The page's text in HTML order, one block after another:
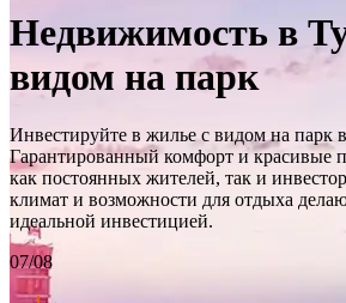
Недвижимость в
видом на парк
Инвестируйте в жилье с видом на парк
Гарантированный комфорт и красивые
как постоянных жителей, так и
климат и возможности для отдыха
идеальной инвестицией.
07/08